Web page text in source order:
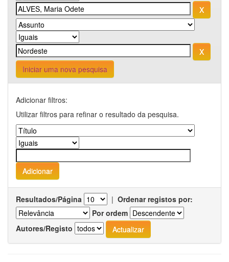
Iniciar uma nova pesquisa
Adicionar filtros:
Utilizar filtros para refinar o resultado da pesquisa.
Resultados/Página | Ordenar registos por:
Por ordem
Autores/Registo